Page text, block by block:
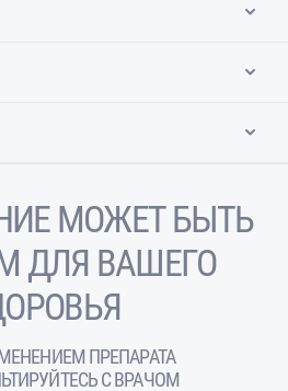
МОЖЕТ БЫТЬ
ДЛЯ ВАШЕГО
ПРЕПАРАТА
С ВРАЧОМ